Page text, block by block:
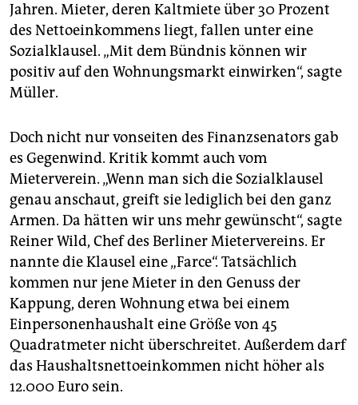
Jahren. Mieter, deren Kaltmiete über 30 Prozent
des Nettoeinkommens liegt, fallen unter eine
Sozialklausel. „Mit dem Bündnis können wir
positiv auf den Wohnungsmarkt einwirken“, sagte
Müller.
Doch nicht nur vonseiten des Finanzsenators gab
es Gegenwind. Kritik kommt auch vom
Mieterverein. „Wenn man sich die Sozialklausel
genau anschaut, greift sie lediglich bei den ganz
Armen. Da hätten wir uns mehr gewünscht“, sagte
Reiner Wild, Chef des Berliner Mietervereins. Er
nannte die Klausel eine „Farce“. Tatsächlich
kommen nur jene Mieter in den Genuss der
Kappung, deren Wohnung etwa bei einem
Einpersonenhaushalt eine Größe von 45
Quadratmeter nicht überschreitet. Außerdem darf
das Haushaltsnettoeinkommen nicht höher als
12.000 Euro sein.